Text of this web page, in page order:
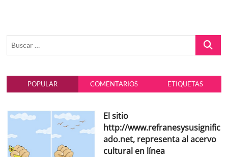
Buscar
POPULAR COMENTARIOS ETIQUETAS
El sitio
http://www.refranesysusignific
ado.net, representa al acervo
cultural en línea